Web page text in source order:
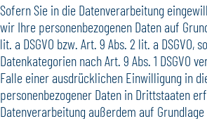
Sofern Sie in die Datenverarbeitung
wir Ihre personenbezogenen Daten auf
lit. a DSGVO bzw. Art. 9 Abs. 2 lit. a DSGVO,
Datenkategorien nach Art. 9 Abs. 1 DSGVO
Falle einer ausdrücklichen Einwilligung in
personenbezogener Daten in Drittstaaten
Datenverarbeitung außerdem auf Grundlage